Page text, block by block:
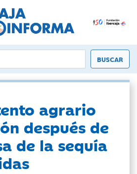
agrario
después de
de la sequía